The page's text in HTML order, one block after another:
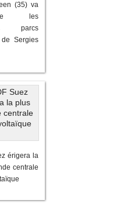
(35) va
les
parcs
Sergies
érigera la
centrale